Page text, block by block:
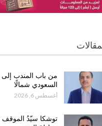
من باب المندب إلى
السعودي شمالًا
أغسطس 6, 2026
توشكا سيّدُ